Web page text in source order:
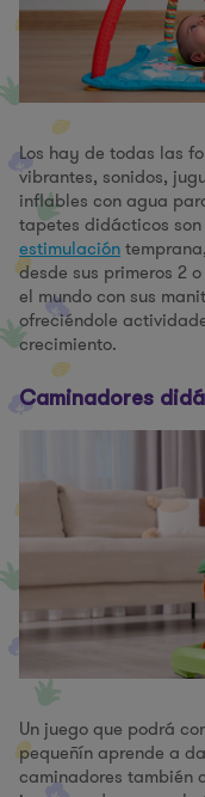
Los hay de todas las
vibrantes, sonidos,
inflables con agua
tapetes didácticos
estimulación
desde sus primeros 2
el mundo con sus
ofreciéndole
crecimiento.
Caminadores
Un juego que podrá
pequeñín aprende a
caminadores también